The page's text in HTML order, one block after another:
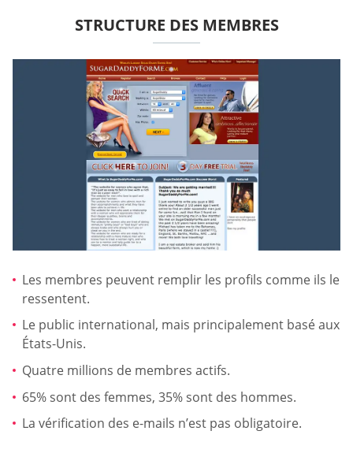
STRUCTURE DES MEMBRES
Les membres peuvent remplir les profils comme ils le
ressentent.
Le public international, mais principalement basé aux
États-Unis.
Quatre millions de membres actifs.
65% sont des femmes, 35% sont des hommes.
La vérification des e-mails n’est pas obligatoire.